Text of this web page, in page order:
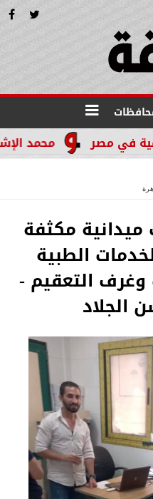
محمد الإشعابي:
ميدانية مكثفة
الطبية
وغرف التعقيم -
الجلاد